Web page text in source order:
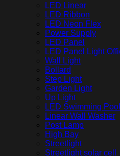
LED Linear
LED Ribbon
LED Neon Flex
Power Supply
LED Panel
LED Panel Light
Wall Light
Bollard
Step Light
Garden Light
Up Light
LED Swimming
Linear Wall Washer
Post Lamp
High Bay
Streetlight
Streetlight solar cell